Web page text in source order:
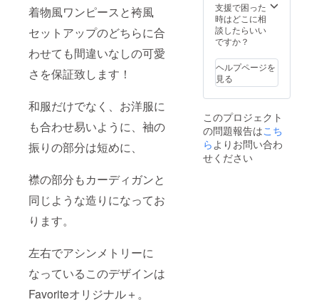
着物風ワンピースと袴風
セットアップのどちらに合
わせても間違いなしの可愛
さを保証致します！
和服だけでなく、お洋服に
も合わせ易いように、袖の
振りの部分は短めに、
襟の部分もカーディガンと
同じような造りになってお
ります。
左右でアシンメトリーに
なっているこのデザインは
Favoriteオリジナル＋。
支援で困った
時はどこに相
談したらいい
ですか？
ヘルプページを
見る
このプロジェクト
の問題報告はこち
らよりお問い合わ
せください